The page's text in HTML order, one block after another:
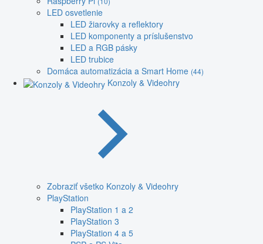
LED osvetlenie
LED žiarovky a reflektory
LED komponenty a príslušenstvo
LED a RGB pásky
LED trubice
Domáca automatizácia a Smart Home (44)
Konzoly & Videohry
Zobraziť všetko Konzoly & Videohry
PlayStation
PlayStation 1 a 2
PlayStation 3
PlayStation 4 a 5